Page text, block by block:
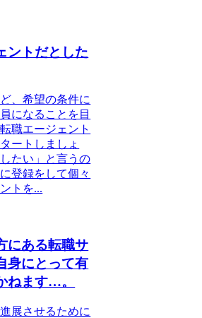
ントだとした
、希望の条件に
になることを目
職エージェント
ートしましょ
たい」と言うの
登録をして個々
トを...
にある転職サ
身にとって有
ねます…。
展させるために